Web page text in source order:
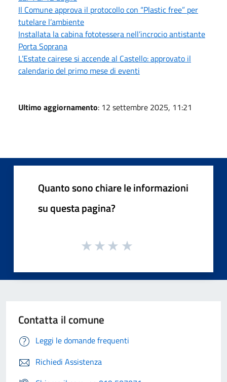
Il Comune approva il protocollo con “Plastic free” per
tutelare l’ambiente
Installata la cabina fototessera nell’incrocio antistante
Porta Soprana
L’Estate cairese si accende al Castello: approvato il
calendario del primo mese di eventi
Ultimo aggiornamento: 12 settembre 2025, 11:21
Quanto sono chiare le informazioni
su questa pagina?
Contatta il comune
Leggi le domande frequenti
Richiedi Assistenza